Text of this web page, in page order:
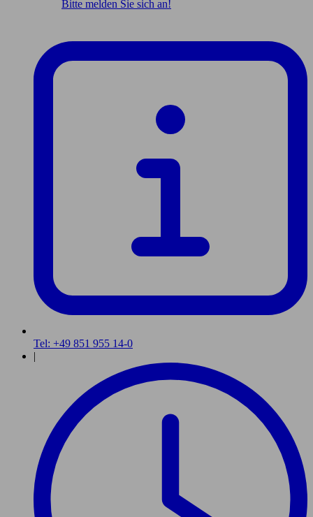
Bitte melden Sie sich an!
Tel: +49 851 955 14-0
|